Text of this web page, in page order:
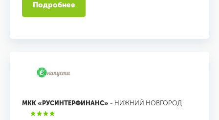
Подробнее
МКК «РУСИНТЕРФИНАНС» - НИЖНИЙ НОВГОРОД